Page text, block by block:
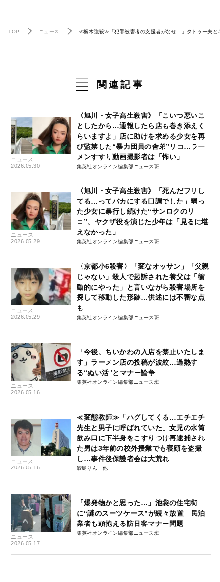
TOP ニュース ≪栃木強殺≫「犯罪被害者の支援者がなぜ…」タトゥー夫と
関連記事
ニュース
2026.05.30
《旭川・女子高生殺害》「こいつ悪いこ
としたから…通報したら店も巻き添えく
らいますよ」店に助けを求める少女を再
び監禁した“暴力団員の舎弟”リコ…ラー
メンすすり動画撮影者は「怖い」
集英社オンライン編集部ニュース班
ニュース
2026.05.29
《旭川・女子高生殺害》「死んだフリし
てる…ってバカにする口調でした」弱っ
た少女に暴行し続けた“サンロクのリ
コ”、ヤクザ役を演じた少年は「見るに堪
えなかった」
集英社オンライン編集部ニュース班
ニュース
2026.05.29
〈京都小6殺害〉「変なオッサン」「父親
じゃない」殺人で起訴された養父は「衝
動的にやった」と言いながら殺害場所を
探して移動した形跡…供述には不審な点
も
集英社オンライン編集部ニュース班
ニュース
2026.05.16
「今後、ちいかわの入店を禁止いたしま
す」ラーメン店の投稿が波紋…過熱す
る“ぬい活”とマナー論争
集英社オンライン編集部ニュース班
ニュース
2026.05.16
≪変態教師≫「ハグしてくる…エチエチ
先生と男子に呼ばれていた」女児の水筒
飲み口に下半身をこすりつけ再逮捕され
た男は3年前の校外授業でも寝顔を盗撮
し…事件後保護者会は大荒れ
鮫島りん
ニュース
2026.05.17
「爆発物かと思った…」池袋の住宅街
に“謎のスーツケース”が続々放置 民泊
業者も頭抱える訪日客マナー問題
集英社オンライン編集部ニュース班